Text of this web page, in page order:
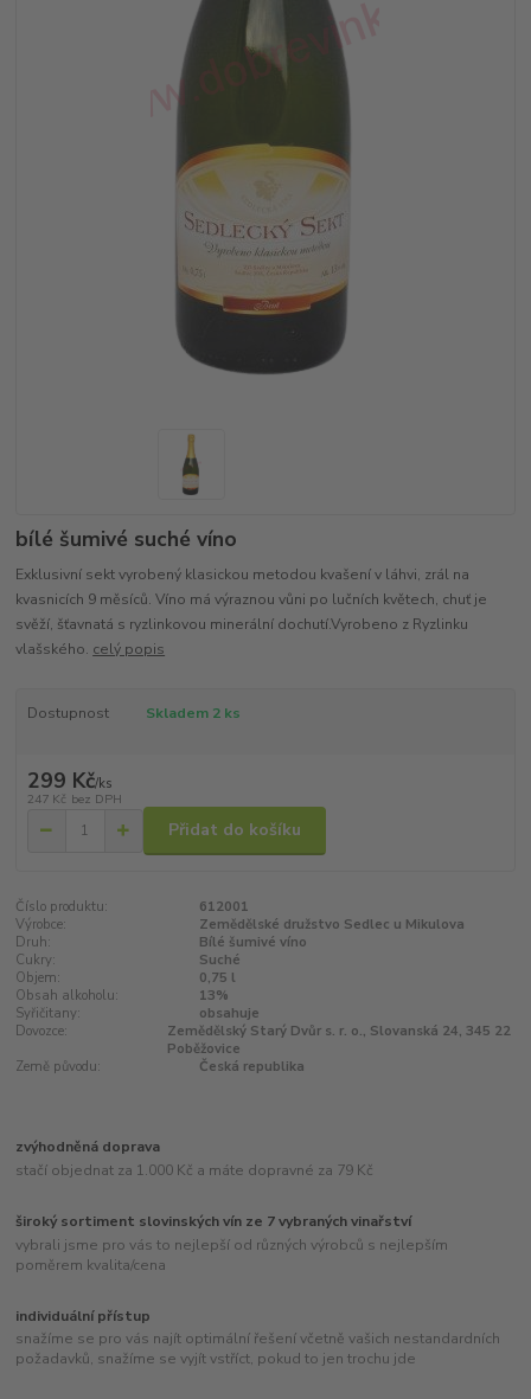
bílé šumivé suché víno
Exklusivní sekt vyrobený klasickou metodou kvašení v láhvi, zrál na
kvasnicích 9 měsíců. Víno má výraznou vůni po lučních květech, chuť je
svěží, šťavnatá s ryzlinkovou minerální dochutí.Vyrobeno z Ryzlinku
vlašského. celý popis
Dostupnost Skladem 2 ks
299 Kč/ks
247 Kč bez DPH
Přidat do košíku
Číslo produktu:
612001
Výrobce:
Zemědělské družstvo Sedlec u Mikulova
Druh:
Bílé šumivé víno
Cukry:
Suché
Objem:
0,75 l
Obsah alkoholu:
13%
Syřičitany:
obsahuje
Dovozce:
Zemědělský Starý Dvůr s. r. o., Slovanská 24, 345 22
Poběžovice
Země původu:
Česká republika
zvýhodněná doprava
stačí objednat za 1.000 Kč a máte dopravné za 79 Kč
široký sortiment slovinských vín ze 7 vybraných vinařství
vybrali jsme pro vás to nejlepší od různých výrobců s nejlepším
poměrem kvalita/cena
individuální přístup
snažíme se pro vás najít optimální řešení včetně vašich nestandardních
požadavků, snažíme se vyjít vstříct, pokud to jen trochu jde